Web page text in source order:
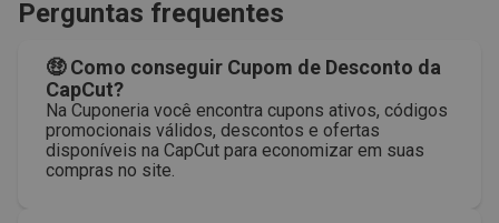
Perguntas frequentes
🤑 Como conseguir Cupom de Desconto da
CapCut?
Na Cuponeria você encontra cupons ativos, códigos
promocionais válidos, descontos e ofertas
disponíveis na CapCut para economizar em suas
compras no site.